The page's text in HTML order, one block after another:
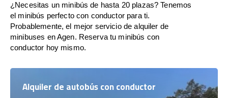
¿Necesitas un minibús de hasta 20 plazas? Tenemos
el minibús perfecto con conductor para ti.
Probablemente, el mejor servicio de alquiler de
minibuses en Agen. Reserva tu minibús con
conductor hoy mismo.
Alquiler de autobús con conductor